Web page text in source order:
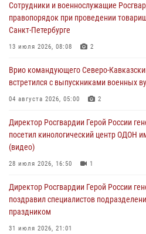
09 августа 2026, 05:00
В регионах Урала бойцам Росгвардии
тиражи газет
Всероссийская ведомственная акции
проходит в Сибири
Сотрудники и военнослужащие
правопорядок при проведении
Санкт-Петербурге
13 июля 2026, 08:08 2
Врио командующего Северо-
встретился с выпускниками военных
04 августа 2026, 05:00 2
Директор Росгвардии Герой России
посетил кинологический центр ОДОН
(видео)
28 июля 2026, 16:50 1
Директор Росгвардии Герой России
поздравил специалистов
праздником
31 июля 2026, 21:01